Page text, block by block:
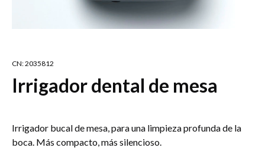
CN: 2035812
Irrigador dental de mesa
Irrigador bucal de mesa, para una limpieza profunda de la
boca. Más compacto, más silencioso.